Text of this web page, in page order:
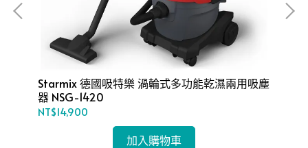
Starmix 德國吸特樂 渦輪式多功能乾濕兩用吸塵
器 NSG-1420
NT$14,900
加入購物車